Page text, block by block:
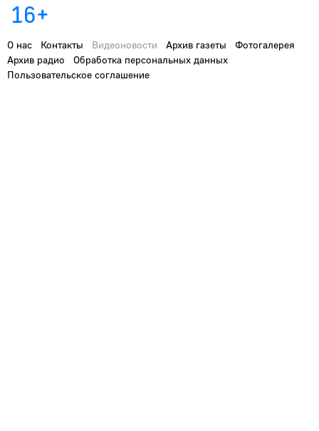
16+
О нас Контакты Видеоновости Архив газеты
Фотогалерея
Архив радио
Обработка персональных данных
Пользовательское соглашение